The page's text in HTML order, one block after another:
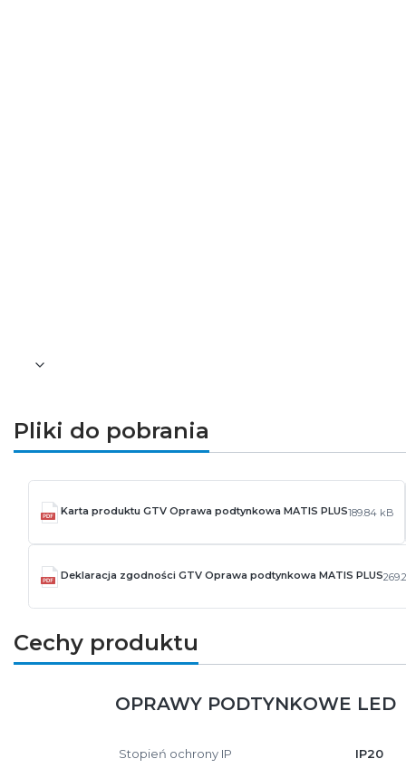
Pliki do pobrania
Karta produktu GTV Oprawa podtynkowa MATIS PLUS189.84 kB
Deklaracja zgodności GTV Oprawa podtynkowa MATIS PLUS
Cechy produktu
OPRAWY PODTYNKOWE LED
Stopień ochrony IP IP20